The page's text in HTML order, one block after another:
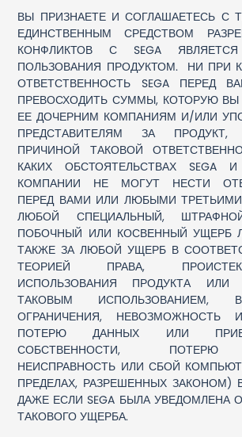
ВЫ ПРИЗНАЕТЕ И СОГЛАШАЕТЕСЬ С
ЕДИНСТВЕННЫМ СРЕДСТВОМ
КОНФЛИКТОВ С SEGA
ПОЛЬЗОВАНИЯ ПРОДУКТОМ. НИ ПРИ
ОТВЕТСТВЕННОСТЬ SEGA ПЕРЕД
ПРЕВОСХОДИТЬ СУММЫ, КОТОРУЮ ВЫ
ЕЕ ДОЧЕРНИМ КОМПАНИЯМ И/ИЛИ
ПРЕДСТАВИТЕЛЯМ ЗА ПРОДУКТ,
ПРИЧИНОЙ ТАКОВОЙ
КАКИХ ОБСТОЯТЕЛЬСТВАХ SEGA
КОМПАНИИ НЕ МОГУТ НЕСТИ
ПЕРЕД ВАМИ ИЛИ ЛЮБЫМИ
ЛЮБОЙ СПЕЦИАЛЬНЫЙ,
ПОБОЧНЫЙ ИЛИ КОСВЕННЫЙ УЩЕРБ
ТАКЖЕ ЗА ЛЮБОЙ УЩЕРБ В
ТЕОРИЕЙ ПРАВА,
ИСПОЛЬЗОВАНИЯ ПРОДУКТА
ТАКОВЫМ ИСПОЛЬЗОВАНИЕМ,
ОГРАНИЧЕНИЯ, НЕВОЗМОЖНОСТЬ
ПОТЕРЮ ДАННЫХ ИЛИ
СОБСТВЕННОСТИ, ПОТЕРЮ
НЕИСПРАВНОСТЬ ИЛИ СБОЙ
ПРЕДЕЛАХ, РАЗРЕШЕННЫХ ЗАКОНОМ)
ДАЖЕ ЕСЛИ SEGA БЫЛА
ТАКОВОГО УЩЕРБА.